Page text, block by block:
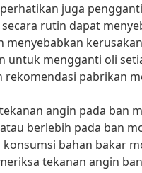
juga
rutin dapat
menyebabkan
untuk mengganti oli
rekomendasi pabrikan
angin pada ban
berlebih pada ban
bahan bakar
tekanan angin